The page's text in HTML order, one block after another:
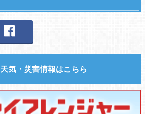
気・災害情報はこちら